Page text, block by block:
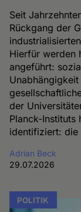
Seit
Rückgang der
Hierfür werden
angeführt:
der
Planck-Instituts
identifiziert: die
Adrian Beck
29.07.2026
POLITIK